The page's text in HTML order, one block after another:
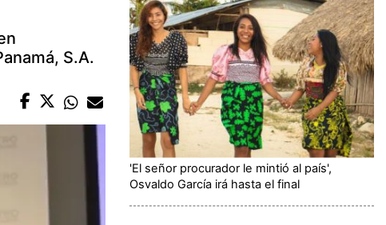
S.A.
'El señor procurador le mintió al país',
Osvaldo García irá hasta el final